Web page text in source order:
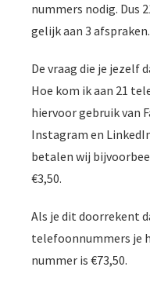
nummers nodig. Dus
gelijk aan 3
De vraag die je jezelf
Hoe kom ik aan 21
hiervoor gebruik van
Instagram en
betalen wij
€3,50.
Als je dit doorrekent
telefoonnummers je
nummer is €73,50.